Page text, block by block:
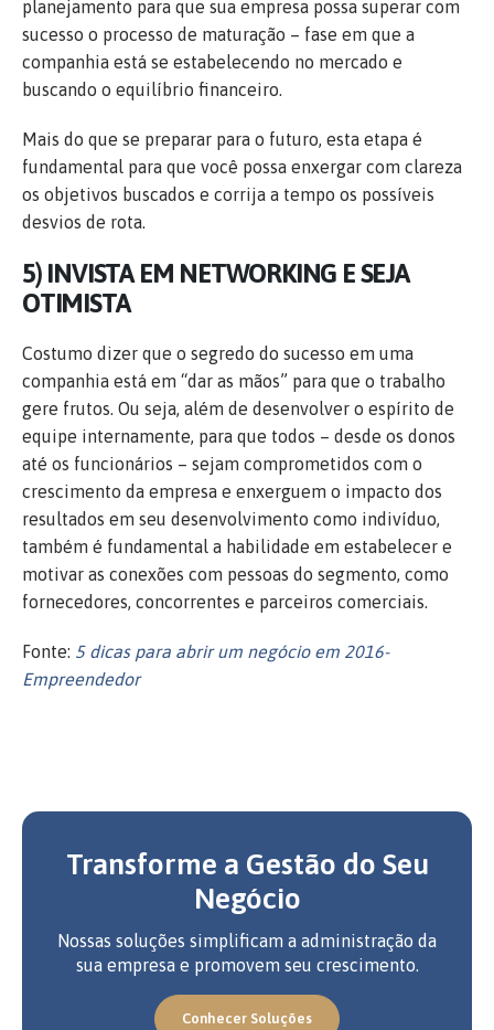
planejamento para que sua empresa possa superar com
sucesso o processo de maturação – fase em que a
companhia está se estabelecendo no mercado e
buscando o equilíbrio financeiro.
Mais do que se preparar para o futuro, esta etapa é
fundamental para que você possa enxergar com clareza
os objetivos buscados e corrija a tempo os possíveis
desvios de rota.
5) INVISTA EM NETWORKING E SEJA
OTIMISTA
Costumo dizer que o segredo do sucesso em uma
companhia está em “dar as mãos” para que o trabalho
gere frutos. Ou seja, além de desenvolver o espírito de
equipe internamente, para que todos – desde os donos
até os funcionários – sejam comprometidos com o
crescimento da empresa e enxerguem o impacto dos
resultados em seu desenvolvimento como indivíduo,
também é fundamental a habilidade em estabelecer e
motivar as conexões com pessoas do segmento, como
fornecedores, concorrentes e parceiros comerciais.
Fonte: 5 dicas para abrir um negócio em 2016-
Empreendedor
Transforme a Gestão do Seu
Negócio
Nossas soluções simplificam a administração da
sua empresa e promovem seu crescimento.
Conhecer Soluções